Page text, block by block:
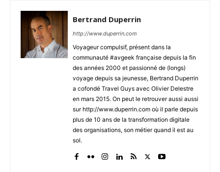
Bertrand Duperrin
http://www.duperrin.com
Voyageur compulsif, présent dans la
communauté #avgeek française depuis la fin
des années 2000 et passionné de (longs)
voyage depuis sa jeunesse, Bertrand Duperrin
a cofondé Travel Guys avec Olivier Delestre
en mars 2015. On peut le retrouver aussi aussi
sur http://www.duperrin.com où il parle depuis
plus de 10 ans de la transformation digitale
des organisations, son métier quand il est au
sol.